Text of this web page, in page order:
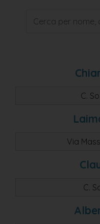
C.
Via
C.